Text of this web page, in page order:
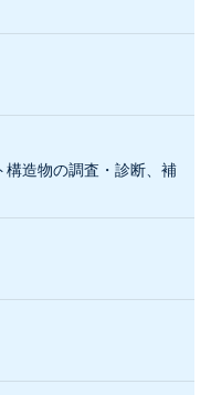
構造物の調査・診断、補